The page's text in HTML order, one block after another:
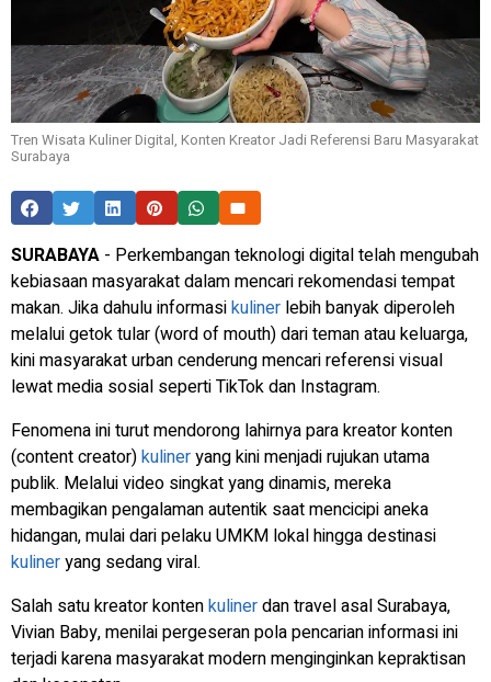
Tren Wisata Kuliner Digital, Konten Kreator Jadi Referensi Baru Masyarakat
Surabaya
SURABAYA - Perkembangan teknologi digital telah mengubah
kebiasaan masyarakat dalam mencari rekomendasi tempat
makan. Jika dahulu informasikuliner lebih banyak diperoleh
melalui getok tular (word of mouth) dari teman atau keluarga,
kini masyarakat urban cenderung mencari referensi visual
lewat media sosial seperti TikTok dan Instagram.
Fenomena ini turut mendorong lahirnya para kreator konten
(content creator)kulineryang kini menjadi rujukan utama
publik. Melalui video singkat yang dinamis, mereka
membagikan pengalaman autentik saat mencicipi aneka
hidangan, mulai dari pelaku UMKM lokal hingga destinasi
kulineryang sedang viral.
Salah satu kreator kontenkulinerdan travel asal Surabaya,
Vivian Baby, menilai pergeseran pola pencarian informasi ini
terjadi karena masyarakat modern menginginkan kepraktisan